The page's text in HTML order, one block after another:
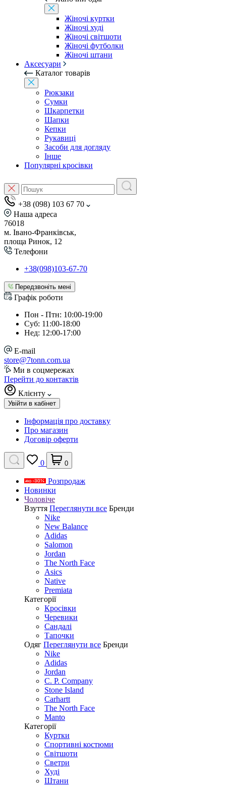
Жіночі куртки
Жіночі худі
Жіночі світшоти
Жіночі футболки
Жіночі штани
Аксесуари
Каталог товарів
Рюкзаки
Сумки
Шкарпетки
Шапки
Кепки
Рукавиці
Засоби для догляду
Інше
Популярні кросівки
+38 (098) 103 67 70
Наша адреса
76018
м. Івано-Франківськ,
площа Ринок, 12
Телефони
+38(098)103-67-70
Передзвоніть мені
Графік роботи
Пон - Птн: 10:00-19:00
Суб: 11:00-18:00
Нед: 12:00-17:00
E-mail
store@7tonn.com.ua
Ми в соцмережах
Перейти до контактів
Клієнту
Увійти в кабінет
Інформація про доставку
Про магазин
Договір оферти
0 0
Розпродаж
Новинки
Чоловіче
Взуття Переглянути все Бренди
Nike
New Balance
Adidas
Salomon
Jordan
The North Face
Asics
Native
Premiata
Категорії
Кросівки
Черевики
Сандалі
Tапочки
Одяг Переглянути все Бренди
Nike
Adidas
Jordan
C. P. Company
Stone Island
Carhartt
The North Face
Manto
Категорії
Куртки
Спортивні костюми
Світшоти
Светри
Худі
Штани